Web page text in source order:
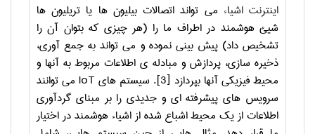
اینترنت اشیاء می تواند اتصالات بیلیون ها یا تریلیون ها
شیئ هوشمند در اطراف ما را (هر چیزی که بتوان آن را
تشخیص داد) پیش بینی نموده و می تواند به جمع آوری،
ذخیره سازی، پردازش و مبادله ی اطلاعات مربوط به آنها و
محیط فیزیکی آنها بپردازد [3]. سیستم های IoT می توانند
سرویس های پیشرفته ای و جدیدی را بر مبنای گردآوری
اطلاعات از یک محیط اشباع شده از اشیاء هوشمند در اختیار